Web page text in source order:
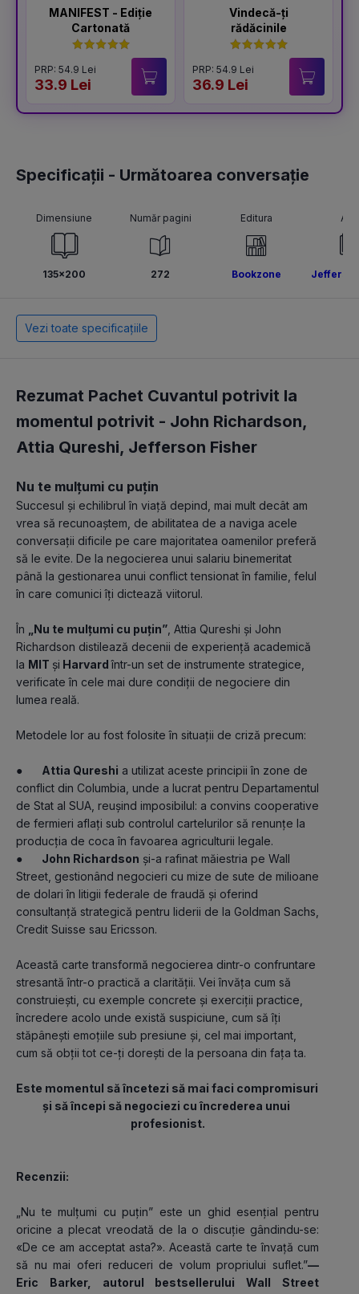
MANIFEST - Ediție
Cartonată
PRP: 54.9 Lei
33.9 Lei
Vindecă-ți
rădăcinile
PRP: 54.9 Lei
36.9 Lei
Specificații - Următoarea conversație
Dimensiune
135x200
Număr pagini
272
Editura
Bookzone
Vezi toate specificațiile
Rezumat Pachet Cuvantul potrivit la
momentul potrivit - John Richardson,
Attia Qureshi, Jefferson Fisher
Nu te mulțumi cu puțin
Succesul și echilibrul în viață depind, mai mult decât am
vrea să recunoaștem, de abilitatea de a naviga acele
conversații dificile pe care majoritatea oamenilor preferă
să le evite. De la negocierea unui salariu binemeritat
până la gestionarea unui conflict tensionat în familie, felul
în care comunici îți dictează viitorul.
În „Nu te mulțumi cu puțin” , Attia Qureshi și John
Richardson distilează decenii de experiență academică
la MIT și Harvard într-un set de instrumente strategice,
verificate în cele mai dure condiții de negociere din
lumea reală.
Metodele lor au fost folosite în situații de criză precum:
● Attia Qureshi a utilizat aceste principii în zone de
conflict din Columbia, unde a lucrat pentru Departamentul
de Stat al SUA, reușind imposibilul: a convins cooperative
de fermieri aflați sub controlul cartelurilor să renunțe la
producția de coca în favoarea agriculturii legale.
● John Richardson și-a rafinat măiestria pe Wall
Street, gestionând negocieri cu mize de sute de milioane
de dolari în litigii federale de fraudă și oferind
consultanță strategică pentru liderii de la Goldman Sachs,
Credit Suisse sau Ericsson.
Această carte transformă negocierea dintr-o confruntare
stresantă într-o practică a clarității. Vei învăța cum să
construiești, cu exemple concrete și exerciții practice,
încredere acolo unde există suspiciune, cum să îți
stăpânești emoțiile sub presiune și, cel mai important,
cum să obții tot ce-ți dorești de la persoana din fața ta.
Este momentul să încetezi să mai faci compromisuri
și să începi să negociezi cu încrederea unui
profesionist.
Recenzii:
„Nu te mulțumi cu puțin” este un ghid esențial pentru
oricine a plecat vreodată de la o discuție gândindu-se:
«De ce am acceptat asta?». Această carte te învață cum
să nu mai oferi reduceri de volum propriului suflet.”—
Eric Barker, autorul bestsellerului Wall Street